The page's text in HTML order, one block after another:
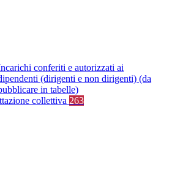
conferiti e autorizzati ai
(dirigenti e non dirigenti) (da
in tabelle)
collettiva 263